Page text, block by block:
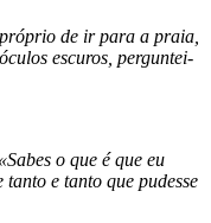
de ir para a praia,
escuros, perguntei-
o que é que eu
e tanto que pudesse